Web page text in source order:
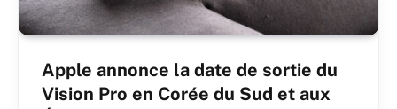
Apple annonce la date de sortie du
Vision Pro en Corée du Sud et aux